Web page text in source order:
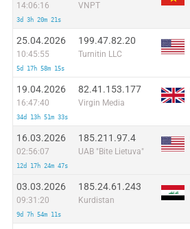
14:06:16
3d 3h 20m 21s
VNPT
25.04.2026
10:45:55
5d 17h 58m 15s
199.47.82.20
Turnitin LLC
19.04.2026
16:47:40
34d 13h 51m 33s
82.41.153.177
Virgin Media
16.03.2026
02:56:07
12d 17h 24m 47s
185.211.97.4
UAB "Bite Lietuva"
03.03.2026
09:31:20
9d 7h 54m 11s
185.24.61.243
Kurdistan